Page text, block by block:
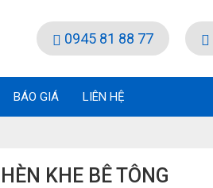
0945 81 88 77
BÁO GIÁ LIÊN HỆ
KHE BÊ TÔNG